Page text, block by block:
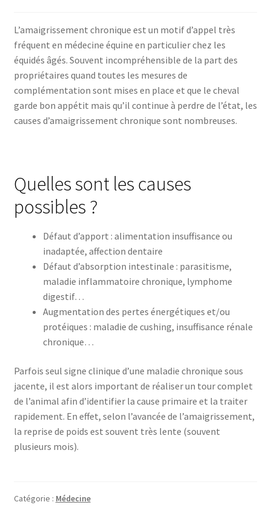
L’amaigrissement chronique est un motif d’appel très
fréquent en médecine équine en particulier chez les
équidés âgés. Souvent incompréhensible de la part des
propriétaires quand toutes les mesures de
complémentation sont mises en place et que le cheval
garde bon appétit mais qu’il continue à perdre de l’état, les
causes d’amaigrissement chronique sont nombreuses.
Quelles sont les causes
possibles ?
Défaut d’apport : alimentation insuffisance ou
inadaptée, affection dentaire
Défaut d’absorption intestinale : parasitisme,
maladie inflammatoire chronique, lymphome
digestif…
Augmentation des pertes énergétiques et/ou
protéiques : maladie de cushing, insuffisance rénale
chronique…
Parfois seul signe clinique d’une maladie chronique sous
jacente, il est alors important de réaliser un tour complet
de l’animal afin d’identifier la cause primaire et la traiter
rapidement. En effet, selon l’avancée de l’amaigrissement,
la reprise de poids est souvent très lente (souvent
plusieurs mois).
Catégorie : Médecine